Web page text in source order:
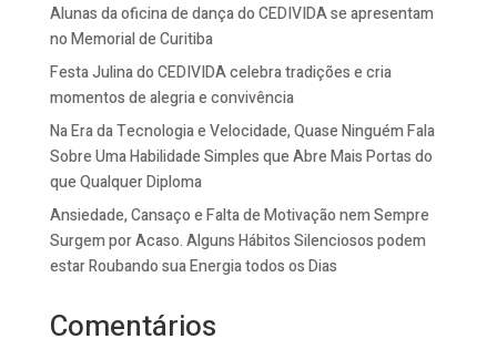
Alunas da oficina de dança do CEDIVIDA se apresentam
no Memorial de Curitiba
Festa Julina do CEDIVIDA celebra tradições e cria
momentos de alegria e convivência
Na Era da Tecnologia e Velocidade, Quase Ninguém Fala
Sobre Uma Habilidade Simples que Abre Mais Portas do
que Qualquer Diploma
Ansiedade, Cansaço e Falta de Motivação nem Sempre
Surgem por Acaso. Alguns Hábitos Silenciosos podem
estar Roubando sua Energia todos os Dias
Comentários